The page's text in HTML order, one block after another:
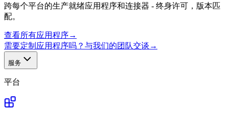
跨每个平台的生产就绪应用程序和连接器 - 终身许可，版本匹
配。
查看所有应用程序→
需要定制应用程序吗？与我们的团队交谈 →
服务
平台